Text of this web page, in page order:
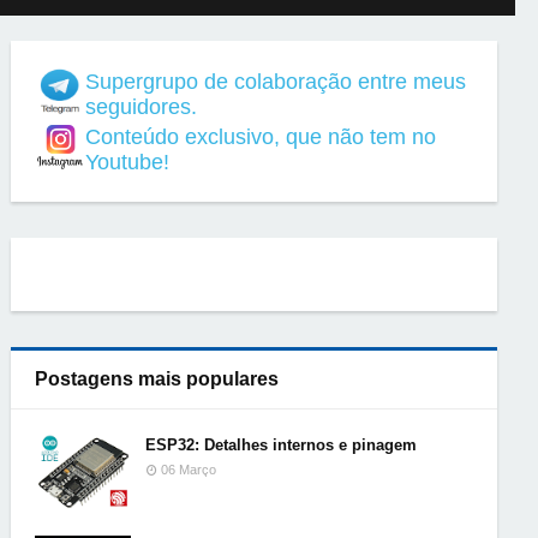
Supergrupo de colaboração entre meus
seguidores.
Conteúdo exclusivo, que não tem no
Youtube!
Postagens mais populares
ESP32: Detalhes internos e pinagem
06 Março